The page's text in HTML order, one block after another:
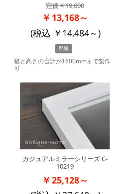
19,000
13,168～
(税込
14,484～)
廃盤
幅と高さの合計が1600mmまで製作
可
カジュアルミラーシリーズ C-
10219
25,128～